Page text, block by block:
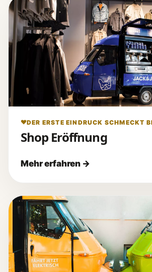
DER ERSTE EINDRUCK SCHMECKT
Shop Eröffnung